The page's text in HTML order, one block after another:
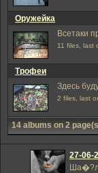
Оружейка
Всетаки
11 files, last
Трофеи
Здесь
2 files, last
14 albums on 2
27-06-